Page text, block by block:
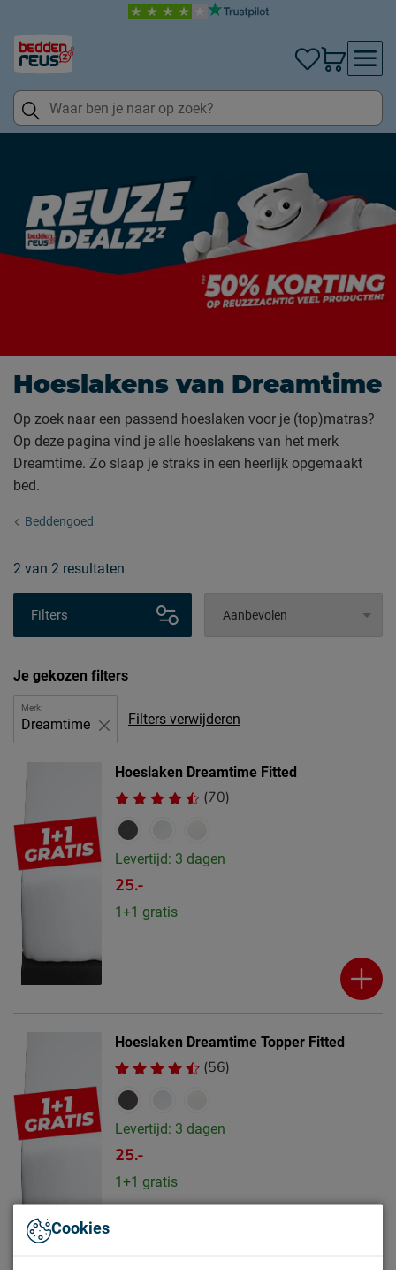
Hoeslakens van Dreamtime
Op zoek naar een passend hoeslaken voor je (top)matras?
Op deze pagina vind je alle hoeslakens van het merk
Dreamtime. Zo slaap je straks in een heerlijk opgemaakt
bed.
Beddengoed
2 van 2 resultaten
Filters
Je gekozen filters
Filters verwijderen
Merk:
Dreamtime
Hoeslaken Dreamtime Fitted
(70)
Levertijd: 3 dagen
25.-
1+1 gratis
Hoeslaken Dreamtime Topper Fitted
(56)
Levertijd: 3 dagen
25.-
1+1 gratis
Cookies